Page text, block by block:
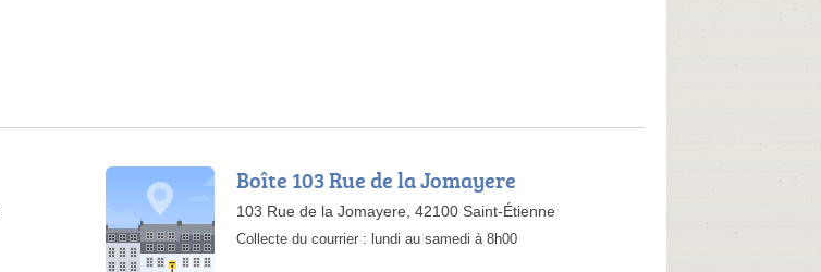
Boîte 103 Rue de la Jomayere
103 Rue de la Jomayere, 42100 Saint-Étienne
Collecte du courrier : lundi au samedi à 8h00